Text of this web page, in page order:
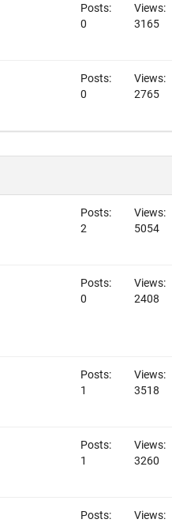
Posts:
0
Views:
3165
Posts:
0
Views:
2765
Posts:
2
Views:
5054
Posts:
0
Views:
2408
Posts:
1
Views:
3518
Posts:
1
Views:
3260
Posts:
Views: